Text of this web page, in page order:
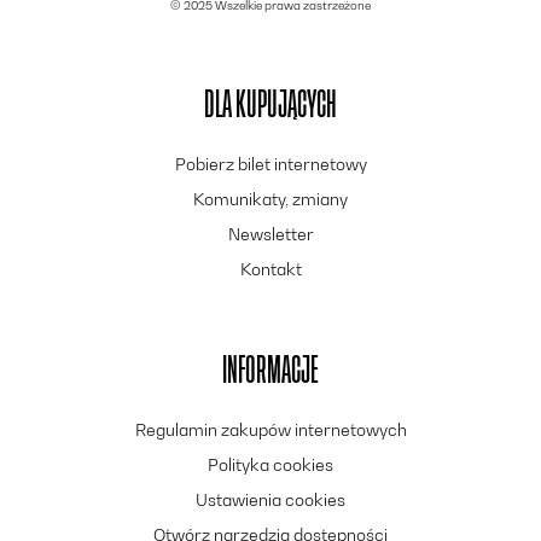
© 2025 Wszelkie prawa zastrzeżone
DLA KUPUJĄCYCH
Pobierz bilet internetowy
Komunikaty, zmiany
Newsletter
Kontakt
INFORMACJE
Regulamin zakupów internetowych
Polityka cookies
Ustawienia cookies
Otwórz narzędzia dostępności